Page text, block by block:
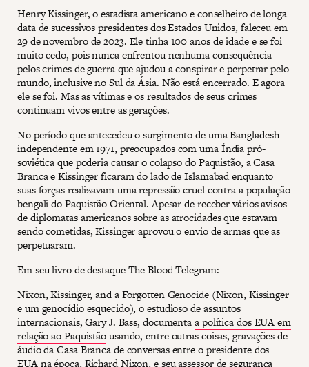
Henry Kissinger, o estadista americano e conselheiro de longa
data de sucessivos presidentes dos Estados Unidos, faleceu em
29 de novembro de 2023. Ele tinha 100 anos de idade e se foi
muito cedo, pois nunca enfrentou nenhuma consequência
pelos crimes de guerra que ajudou a conspirar e perpetrar pelo
mundo, inclusive no Sul da Ásia. Não está encerrado. E agora
ele se foi. Mas as vítimas e os resultados de seus crimes
continuam vivos entre as gerações.
No período que antecedeu o surgimento de uma Bangladesh
independente em 1971, preocupados com uma Índia pró-
soviética que poderia causar o colapso do Paquistão, a Casa
Branca e Kissinger ficaram do lado de Islamabad enquanto
suas forças realizavam uma repressão cruel contra a população
bengali do Paquistão Oriental. Apesar de receber vários avisos
de diplomatas americanos sobre as atrocidades que estavam
sendo cometidas, Kissinger aprovou o envio de armas que as
perpetuaram.
Em seu livro de destaque The Blood Telegram:
Nixon, Kissinger, and a Forgotten Genocide (Nixon, Kissinger
e um genocídio esquecido), o estudioso de assuntos
internacionais, Gary J. Bass, documentaa política dos EUA em
relação ao Paquistãousando, entre outras coisas, gravações de
áudio da Casa Branca de conversas entre o presidente dos
EUA na época, Richard Nixon, e seu assessor de segurança